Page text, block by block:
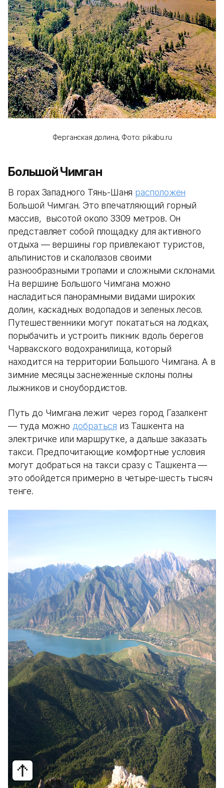
Ферганская долина, Фото: pikabu.ru
Большой Чимган
В горах Западного Тянь-Шаня расположен
Большой Чимган. Это впечатляющий горный
массив, высотой около 3309 метров. Он
представляет собой площадку для активного
отдыха — вершины гор привлекают туристов,
альпинистов и скалолазов своими
разнообразными тропами и сложными склонами.
На вершине Большого Чимгана можно
насладиться панорамными видами широких
долин, каскадных водопадов и зеленых лесов.
Путешественники могут покататься на лодках,
порыбачить и устроить пикник вдоль берегов
Чарвакского водохранилища, который
находится на территории Большого Чимгана. А в
зимние месяцы заснеженные склоны полны
лыжников и сноубордистов.
Путь до Чимгана лежит через город Газалкент
— туда можно добраться из Ташкента на
электричке или маршрутке, а дальше заказать
такси. Предпочитающие комфортные условия
могут добраться на такси сразу с Ташкента —
это обойдется примерно в четыре-шесть тысяч
тенге.